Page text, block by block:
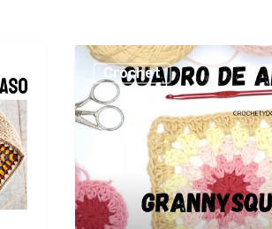
Cómo
Tejer
un
Grannysquare
Inicio
Circular
Crochet